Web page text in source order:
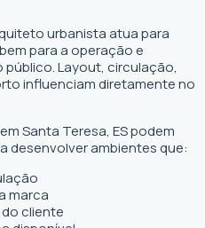
urbanista atua para
para a operação e
público. Layout, circulação,
influenciam diretamente no
Santa Teresa, ES podem
desenvolver ambientes que:
marca
cliente